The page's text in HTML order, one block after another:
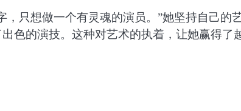
，只想做一个有灵魂的演员。”她坚持自己的
色的演技。这种对艺术的执着，让她赢得了